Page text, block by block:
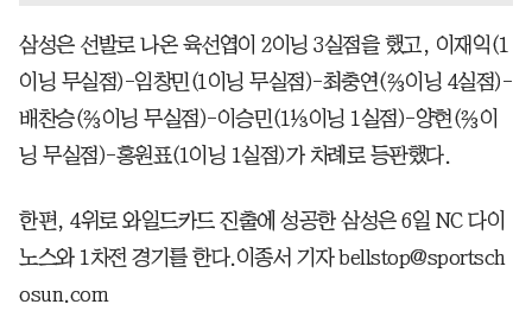
삼성은 선발로 나온 육선엽이 2이닝 3실점을 했고, 이재익(1
이닝 무실점)-임창민(1이닝 무실점)-최충연(⅔이닝 4실점)-
배찬승(⅔이닝 무실점)-이승민(1⅓이닝 1실점)-양현(⅔이
닝 무실점)-홍원표(1이닝 1실점)가 차례로 등판했다.
한편, 4위로 와일드카드 진출에 성공한 삼성은 6일 NC 다이
노스와 1차전 경기를 한다.이종서 기자 bellstop@sportsch
osun.com